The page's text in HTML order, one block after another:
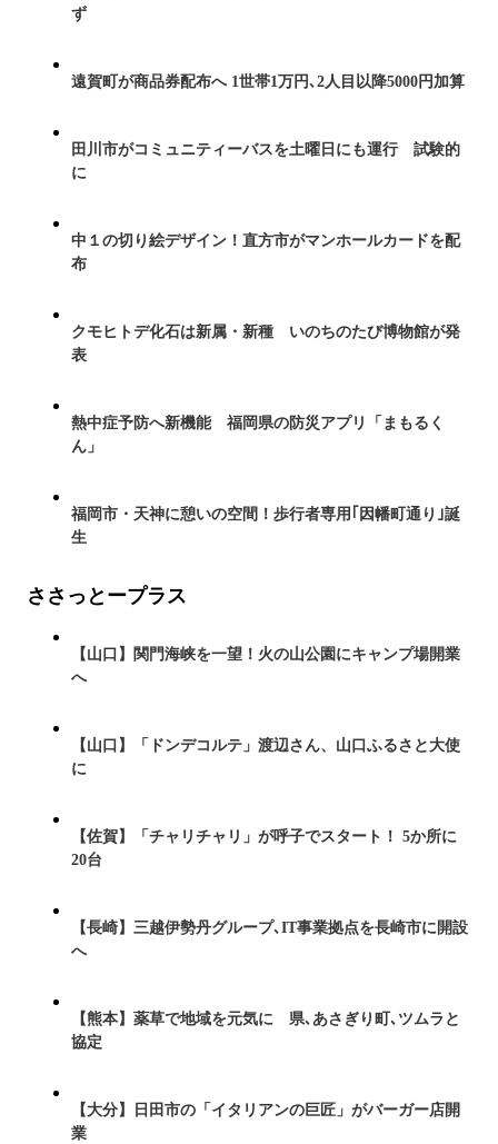
ず
遠賀町が商品券配布へ 1世帯1万円､2人目以降5000円加算
田川市がコミュニティーバスを土曜日にも運行 試験的
に
中１の切り絵デザイン！直方市がマンホールカードを配
布
クモヒトデ化石は新属・新種 いのちのたび博物館が発
表
熱中症予防へ新機能 福岡県の防災アプリ「まもるく
ん」
福岡市・天神に憩いの空間！歩行者専用｢因幡町通り｣誕
生
ささっとープラス
【山口】関門海峡を一望！火の山公園にキャンプ場開業
へ
【山口】「ドンデコルテ」渡辺さん、山口ふるさと大使
に
【佐賀】「チャリチャリ」が呼子でスタート！ 5か所に
20台
【長崎】三越伊勢丹グループ､IT事業拠点を長崎市に開設
へ
【熊本】薬草で地域を元気に 県､あさぎり町､ツムラと
協定
【大分】日田市の「イタリアンの巨匠」がバーガー店開
業